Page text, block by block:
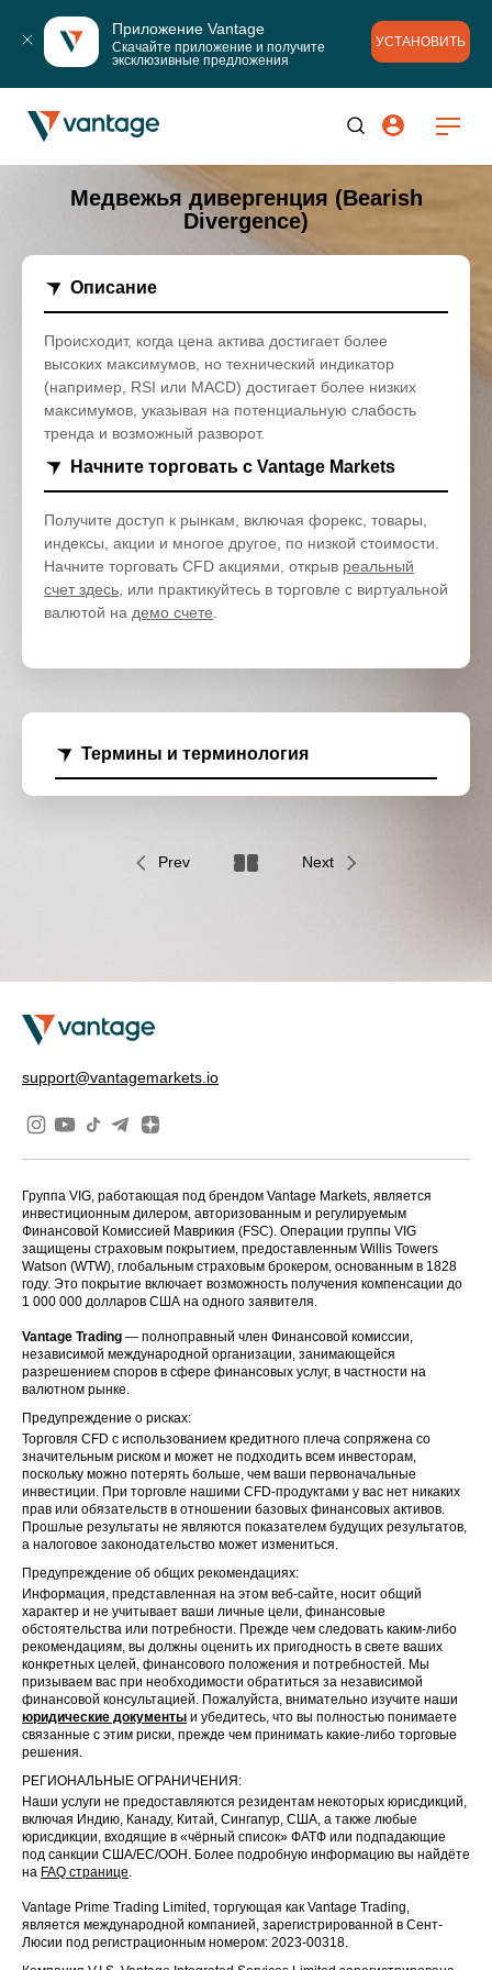
Приложение Vantage
Скачайте приложение и получите
эксклюзивные предложения
УСТАНОВИТЬ
Медвежья дивергенция (Bearish
Divergence)
Описание
Происходит, когда цена актива достигает более
высоких максимумов, но технический индикатор
(например, RSI или MACD) достигает более низких
максимумов, указывая на потенциальную слабость
тренда и возможный разворот.
Начните торговать с Vantage Markets
Получите доступ к рынкам, включая форекс, товары,
индексы, акции и многое другое, по низкой стоимости.
Начните торговать CFD акциями, открыв реальный
счет здесь , или практикуйтесь в торговле с виртуальной
валютой на демо счете
Термины и терминология
Prev Next
support@vantagemarkets.io
Группа VIG, работающая под брендом Vantage Markets, является
инвестиционным дилером, авторизованным и регулируемым
Финансовой Комиссией Маврикия (FSC). Операции группы VIG
защищены страховым покрытием, предоставленным Willis Towers
Watson (WTW), глобальным страховым брокером, основанным в 1828
году. Это покрытие включает возможность получения компенсации до
1 000 000 долларов США на одного заявителя.
Vantage Trading — полноправный член Финансовой комиссии,
независимой международной организации, занимающейся
разрешением споров в сфере финансовых услуг, в частности на
валютном рынке.
Предупреждение о рисках:
Торговля CFD с использованием кредитного плеча сопряжена со
значительным риском и может не подходить всем инвесторам,
поскольку можно потерять больше, чем ваши первоначальные
инвестиции. При торговле нашими CFD-продуктами у вас нет никаких
прав или обязательств в отношении базовых финансовых активов.
Прошлые результаты не являются показателем будущих результатов,
а налоговое законодательство может измениться.
Предупреждение об общих рекомендациях:
Информация, представленная на этом веб-сайте, носит общий
характер и не учитывает ваши личные цели, финансовые
обстоятельства или потребности. Прежде чем следовать каким-либо
рекомендациям, вы должны оценить их пригодность в свете ваших
конкретных целей, финансового положения и потребностей. Мы
призываем вас при необходимости обратиться за независимой
финансовой консультацией. Пожалуйста, внимательно изучите наши
юридические документы и убедитесь, что вы полностью понимаете
связанные с этим риски, прежде чем принимать какие-либо торговые
решения.
РЕГИОНАЛЬНЫЕ ОГРАНИЧЕНИЯ:
Наши услуги не предоставляются резидентам некоторых юрисдикций,
включая Индию, Канаду, Китай, Сингапур, США, а также любые
юрисдикции, входящие в «чёрный список» ФАТФ или подпадающие
под санкции США/ЕС/ООН. Более подробную информацию вы найдёте
на FAQ странице.
Vantage Prime Trading Limited, торгующая как Vantage Trading,
является международной компанией, зарегистрированной в Сент-
Люсии под регистрационным номером: 2023-00318.